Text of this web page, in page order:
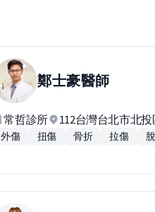
鄭士豪醫師
常哲診所 112台灣台北市北
外傷 扭傷 骨折 拉傷